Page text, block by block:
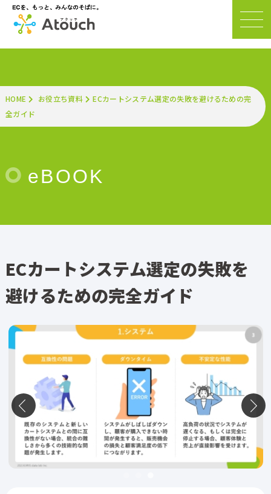
HOME お役立ち資料
ECカートシステム選定の失敗を避けるための完
全ガイド
eBOOK
ECカートシステム選定の失敗を
避けるための完全ガイド